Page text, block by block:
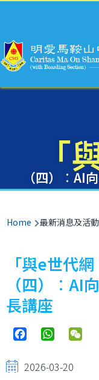
「
（四）︰AI
Breadcrumb
Home 最新消息及活動
「與e世代
（四）︰AI
長講座
FacebookWhatsApp
2026-03-20